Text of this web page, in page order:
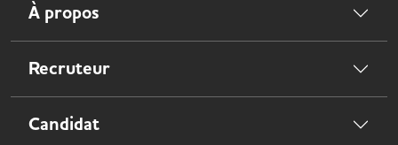
À propos
Recruteur
Candidat